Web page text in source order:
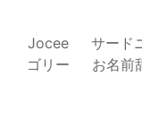
Jocee サード
ゴリー
お名前